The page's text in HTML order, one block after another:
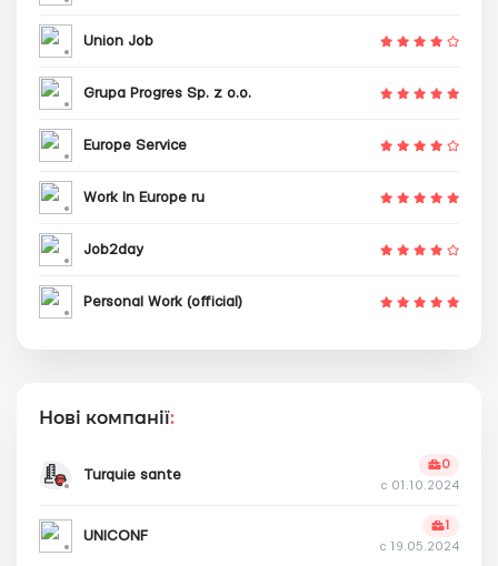
Union Job
Grupa Progres Sp. z o.o.
Europe Service
Work In Europe ru
Job2day
Personal Work (official)
Нові компанії:
Turquie sante
0
с 01.10.2024
UNICONF
1
с 19.05.2024